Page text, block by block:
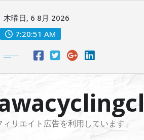
木曜日, 6 8月 2026
7:20:52 AM
リエイト広告を利用しています」